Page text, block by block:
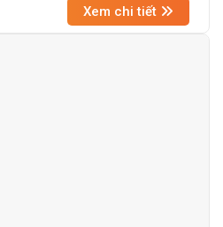
Xem chi tiết